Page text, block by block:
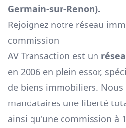
Germain-sur-Renon).
Rejoignez notre réseau
commission
AV Transaction est un
en 2006 en plein essor,
de biens immobiliers. Nous
mandataires une liberté
ainsi qu'une commission à